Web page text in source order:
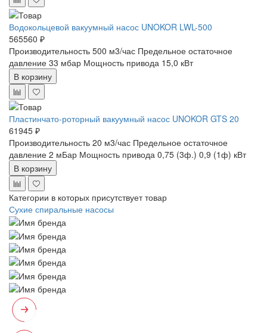
Водокольцевой вакуумный насос UNOKOR LWL-500
565560 ₽
Производительность 500 м3/час Предельное остаточное
давление 33 мбар Мощность привода 15,0 кВт
В корзину
Пластинчато-роторный вакуумный насос UNOKOR GTS 20
61945 ₽
Производительность 20 м3/час Предельное остаточное
давление 2 мБар Мощность привода 0,75 (3ф.) 0,9 (1ф) кВт
В корзину
Категории в которых присутствует товар
Сухие спиральные насосы